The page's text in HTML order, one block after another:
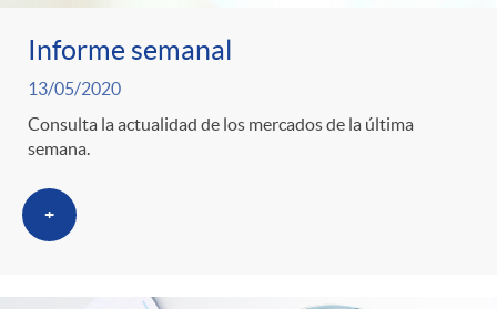
Informe semanal
13/05/2020
Consulta la actualidad de los mercados de la última
semana.
+